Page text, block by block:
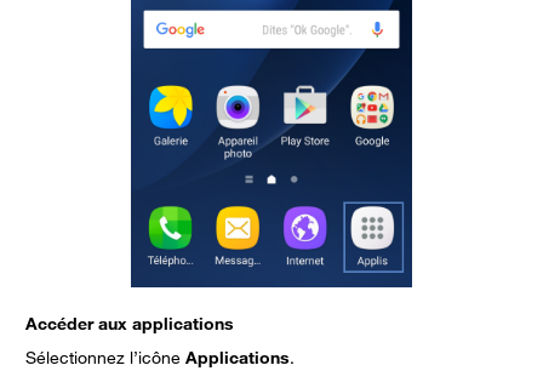
Accéder aux applications
Sélectionnez l’icône Applications.